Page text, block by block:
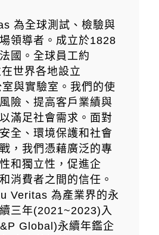
永續台灣
Podcast永續台灣
入Line社群
與我們聯繫
為全球測試、檢驗與
領導者。成立於1828
國。全球員工約
世界各地設立
與實驗室。我們的使
險、提高客戶業績與
滿足社會需求。面對
全、環境保護和社會
，我們憑藉廣泛的專
和獨立性，促進企
消費者之間的信任。
Veritas 為產業界的永
三年(2021~2023)入
Global)永續年鑑企